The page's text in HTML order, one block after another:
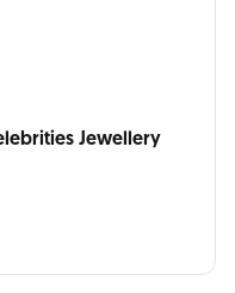
Jewellery